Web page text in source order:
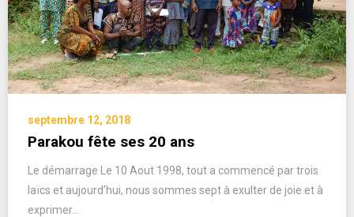
septembre 12, 2018
Parakou fête ses 20 ans
Le démarrage Le 10 Aout 1998, tout a commencé par trois
laïcs et aujourd’hui, nous sommes sept à exulter de joie et à
exprimer…